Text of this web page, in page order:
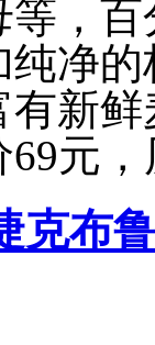
，
净
有新
元
克布